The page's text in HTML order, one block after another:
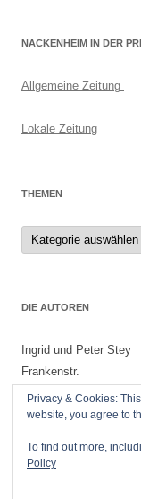
NACKENHEIM IN DER
Allgemeine Zeitung
Lokale Zeitung
THEMEN
Themen
DIE AUTOREN
Ingrid und Peter Stey
Frankenstr.
55299 Nackenheim
Privacy & Cookies:
website, you agree to
To find out more,
Policy